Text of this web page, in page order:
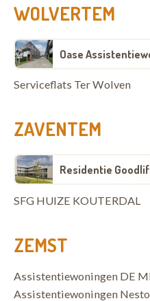
WOLVERTEM
Oase
Serviceflats Ter Wolven
ZAVENTEM
Residentie
SFG HUIZE KOUTERDAL
ZEMST
Assistentiewoningen DE
Assistentiewoningen